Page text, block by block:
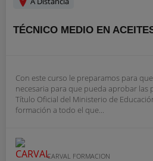
TÉCNICO MEDIO EN
Con este curso le preparamos para
necesaria para que pueda aprobar las
Título Oficial del Ministerio de
formación a todo el que...
CARVAL FORMACION